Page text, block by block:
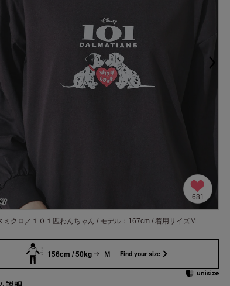
681
ミクロ／１０１匹わんちゃん / モデル：167cm / 着用サイズM
156cm / 50kg Ｍ Find your size